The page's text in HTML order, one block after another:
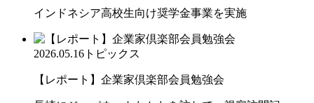
インドネシア高校生向け奨学金事業を実施
2026.05.16 トピックス
【レポート】企業家倶楽部会員勉強会